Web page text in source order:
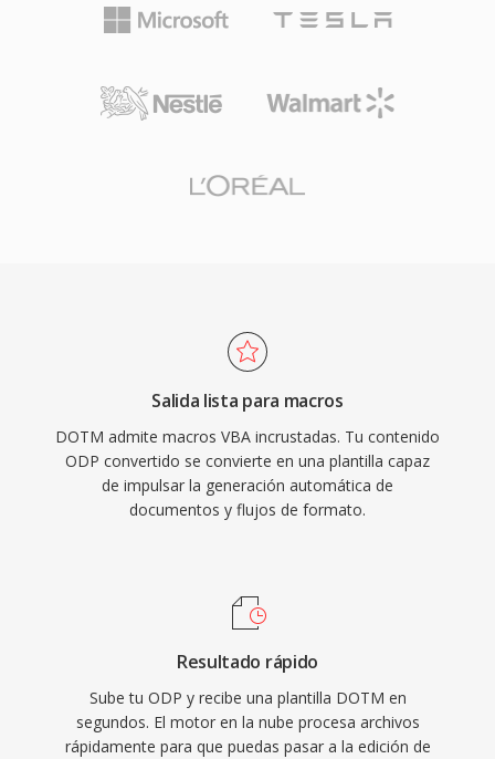
Salida lista para macros
DOTM admite macros VBA incrustadas. Tu contenido
ODP convertido se convierte en una plantilla capaz
de impulsar la generación automática de
documentos y flujos de formato.
Resultado rápido
Sube tu ODP y recibe una plantilla DOTM en
segundos. El motor en la nube procesa archivos
rápidamente para que puedas pasar a la edición de